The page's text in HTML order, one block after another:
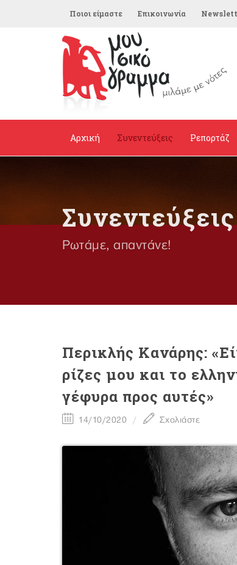
Ποιοι είμαστε Επικοινωνία
Αρχική Συνεντεύξεις Ρεπορτάζ
Συνεντεύξεις
Ρωτάμε, απαντάνε!
Περικλής Κανάρης:
ρίζες μου και το
γέφυρα προς αυτές»
14/10/2020 Σχολιάστε